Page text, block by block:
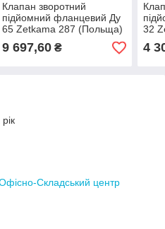
Клапан зворотний
підйомний фланцевий Ду
65 Zetkama 287 (Польща)
9 697,60₴
32
4
Складський центр